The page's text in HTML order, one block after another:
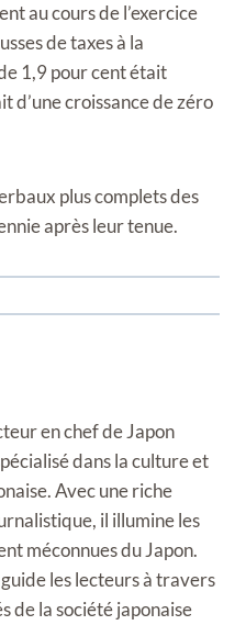
au cours de l’exercice
de taxes à la
1,9 pour cent était
d’une croissance de zéro
plus complets des
après leur tenue.
en chef de Japon
dans la culture et
Avec une riche
il illumine les
méconnues du Japon.
les lecteurs à travers
de la société japonaise